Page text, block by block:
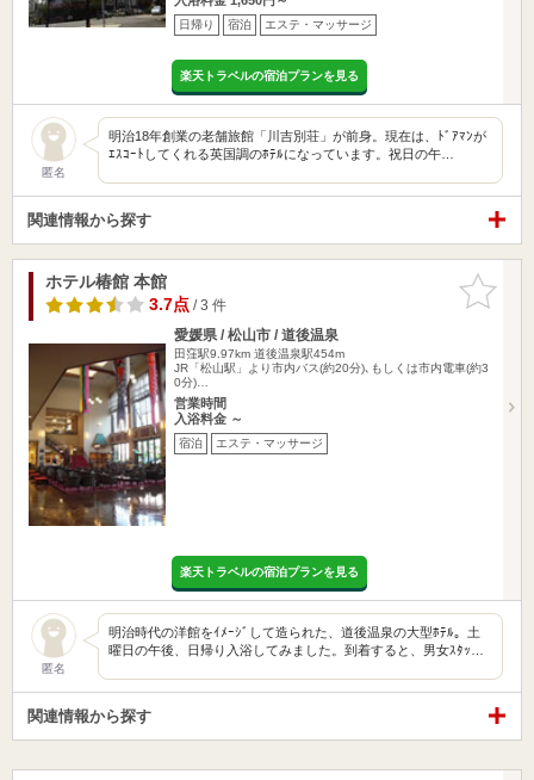
日帰り 宿泊 エステ・マッサージ
楽天トラベルの宿泊プランを見る
匿名
明治18年創業の老舗旅館「川吉別荘」が前身。現在は、ﾄﾞｱﾏﾝが
ｴｽｺｰﾄしてくれる英国調のﾎﾃﾙになっています。祝日の午…
関連情報から探す
お気に入
りに追加
ホテル椿館 本館
3.7点/ 3 件
愛媛県 / 松山市 / 道後温泉
田窪駅9.97km 道後温泉駅454m
JR「松山駅」より市内バス(約20分)､もしくは市内電車(約3
0分)…
営業時間
入浴料金 ～
宿泊 エステ・マッサージ
楽天トラベルの宿泊プランを見る
匿名
明治時代の洋館をｲﾒｰｼﾞして造られた、道後温泉の大型ﾎﾃﾙ。土
曜日の午後、日帰り入浴してみました。到着すると、男女ｽﾀｯ…
関連情報から探す